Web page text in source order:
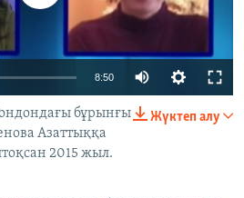
8:50
Жүктеп алу
бұрынғы
Азаттыққа
2015 жыл.